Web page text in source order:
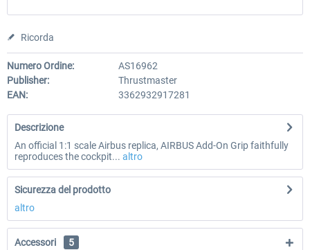
Ricorda
Numero Ordine:
AS16962
Publisher:
Thrustmaster
EAN:
3362932917281
Descrizione
An official 1:1 scale Airbus replica, AIRBUS Add-On Grip faithfully
reproduces the cockpit... altro
Sicurezza del prodotto
altro
Accessori 5